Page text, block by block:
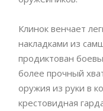
Клинок венчает
накладками из
продиктован
более прочный
оружия из руки в
крестовидная